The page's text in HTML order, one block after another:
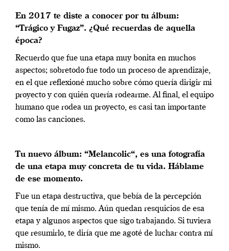
En 2017 te diste a conocer por tu álbum:
“Trágico y Fugaz”. ¿Qué recuerdas de aquella
época?
Recuerdo que fue una etapa muy bonita en muchos
aspectos; sobretodo fue todo un proceso de aprendizaje,
en el que reflexioné mucho sobre cómo quería dirigir mi
proyecto y con quién quería rodearme. Al final, el equipo
humano que rodea un proyecto, es casi tan importante
como las canciones.
Tu nuevo álbum: “Melancolic“, es una fotografía
de una etapa muy concreta de tu vida. Háblame
de ese momento.
Fue un etapa destructiva, que bebía de la percepción
que tenía de mí mismo. Aún quedan resquicios de esa
etapa y algunos aspectos que sigo trabajando. Si tuviera
que resumirlo, te diría que me agoté de luchar contra mí
mismo.